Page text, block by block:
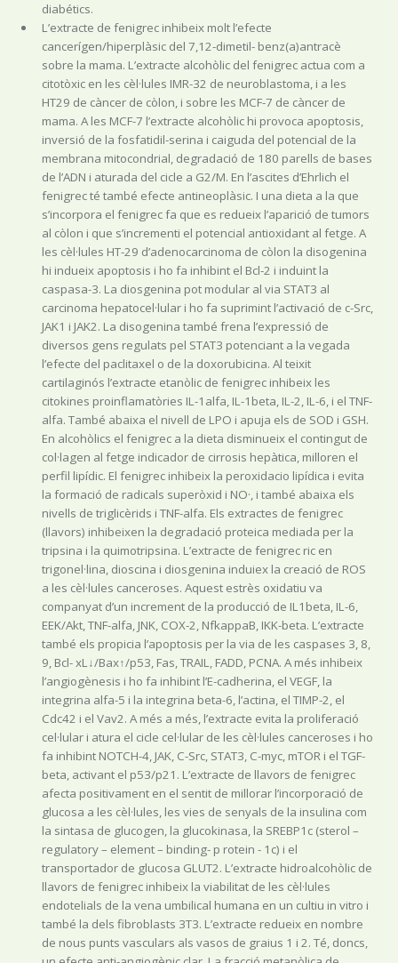
diabétics.
L’extracte de fenigrec inhibeix molt l’efecte
cancerígen/hiperplàsic del 7,12-dimetil- benz(a)antracè
sobre la mama. L’extracte alcohòlic del fenigrec actua com a
citotòxic en les cèl·lules IMR-32 de neuroblastoma, i a les
HT29 de càncer de còlon, i sobre les MCF-7 de càncer de
mama. A les MCF-7 l’extracte alcohòlic hi provoca apoptosis,
inversió de la fosfatidil-serina i caiguda del potencial de la
membrana mitocondrial, degradació de 180 parells de bases
de l’ADN i aturada del cicle a G2/M. En l’ascites d’Ehrlich el
fenigrec té també efecte antineoplàsic. I una dieta a la que
s’incorpora el fenigrec fa que es redueix l’aparició de tumors
al còlon i que s’incrementi el potencial antioxidant al fetge. A
les cèl·lules HT-29 d’adenocarcinoma de còlon la disogenina
hi indueix apoptosis i ho fa inhibint el Bcl-2 i induint la
caspasa-3. La diosgenina pot modular al via STAT3 al
carcinoma hepatocel·lular i ho fa suprimint l’activació de c-Src,
JAK1 i JAK2. La disogenina també frena l’expressió de
diversos gens regulats pel STAT3 potenciant a la vegada
l’efecte del paclitaxel o de la doxorubicina. Al teixit
cartilaginós l’extracte etanòlic de fenigrec inhibeix les
citokines proinflamatòries IL-1alfa, IL-1beta, IL-2, IL-6, i el TNF-
alfa. També abaixa el nivell de LPO i apuja els de SOD i GSH.
En alcohòlics el fenigrec a la dieta disminueix el contingut de
col·lagen al fetge indicador de cirrosis hepàtica, milloren el
perfil lipídic. El fenigrec inhibeix la peroxidacio lipídica i evita
la formació de radicals superòxid i NO·, i també abaixa els
nivells de triglicèrids i TNF-alfa. Els extractes de fenigrec
(llavors) inhibeixen la degradació proteica mediada per la
tripsina i la quimotripsina. L’extracte de fenigrec ric en
trigonel·lina, dioscina i diosgenina induiex la creació de ROS
a les cèl·lules canceroses. Aquest estrès oxidatiu va
companyat d’un increment de la producció de IL1beta, IL-6,
EEK/Akt, TNF-alfa, JNK, COX-2, NfkappaB, IKK-beta. L’extracte
també els propicia l’apoptosis per la via de les caspases 3, 8,
9, Bcl- xL↓/Bax↑/p53, Fas, TRAIL, FADD, PCNA. A més inhibeix
l’angiogènesis i ho fa inhibint l’E-cadherina, el VEGF, la
integrina alfa-5 i la integrina beta-6, l’actina, el TIMP-2, el
Cdc42 i el Vav2. A més a més, l’extracte evita la proliferació
cel·lular i atura el cicle cel·lular de les cèl·lules canceroses i ho
fa inhibint NOTCH-4, JAK, C-Src, STAT3, C-myc, mTOR i el TGF-
beta, activant el p53/p21. L’extracte de llavors de fenigrec
afecta positivament en el sentit de millorar l’incorporació de
glucosa a les cèl·lules, les vies de senyals de la insulina com
la sintasa de glucogen, la glucokinasa, la SREBP1c (sterol –
regulatory – element – binding- p rotein - 1c) i el
transportador de glucosa GLUT2. L’extracte hidroalcohòlic de
llavors de fenigrec inhibeix la viabilitat de les cèl·lules
endotelials de la vena umbilical humana en un cultiu in vitro i
també la dels fibroblasts 3T3. L’extracte redueix en nombre
de nous punts vasculars als vasos de graius 1 i 2. Té, doncs,